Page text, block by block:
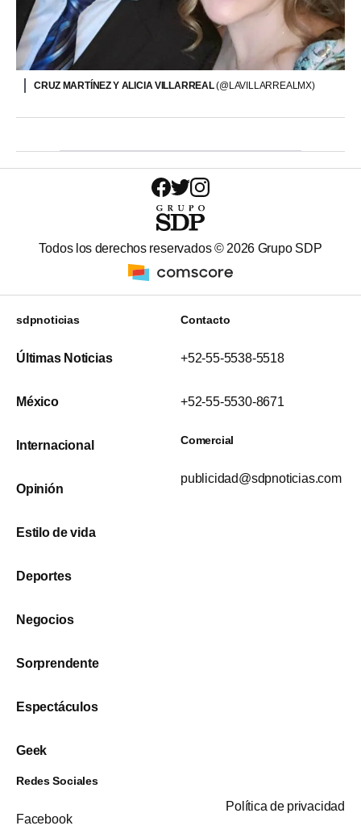
CRUZ MARTÍNEZ Y ALICIA VILLARREAL(@LAVILLARREALMX)
Todos los derechos reservados © 2026 Grupo SDP
sdpnoticias
Últimas Noticias
México
Internacional
Opinión
Estilo de vida
Deportes
Negocios
Sorprendente
Espectáculos
Geek
Contacto
+52-55-5538-5518
+52-55-5530-8671
Comercial
publicidad@sdpnoticias.com
Redes Sociales
Facebook
Política de privacidad